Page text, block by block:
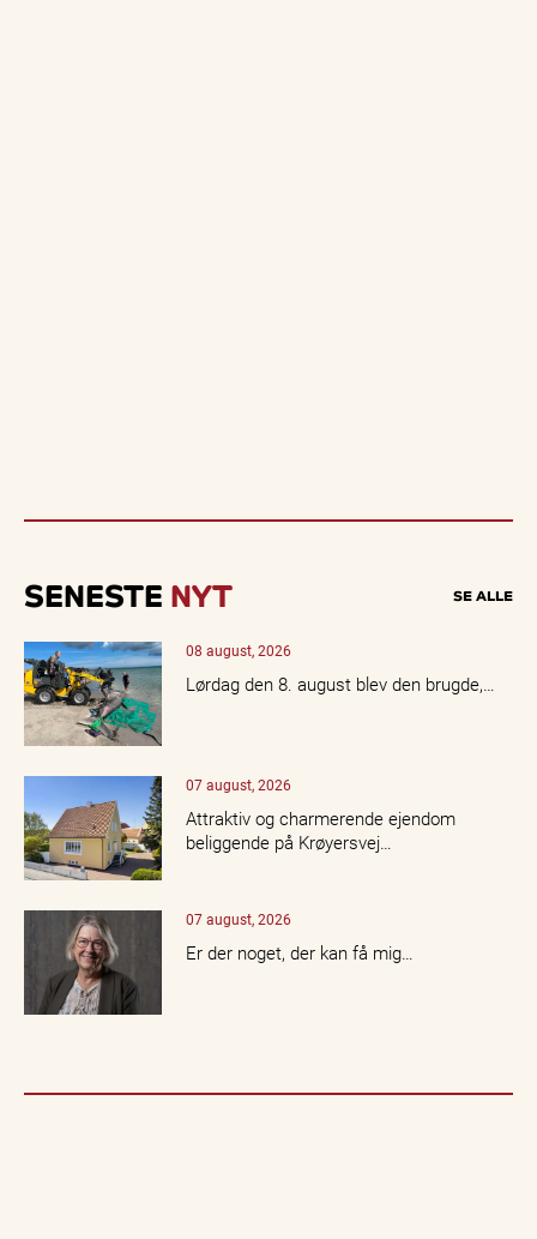
SENESTE NYT SE ALLE
08 august, 2026
Lørdag den 8. august blev den brugde,…
07 august, 2026
Attraktiv og charmerende ejendom
beliggende på Krøyersvej…
07 august, 2026
Er der noget, der kan få mig…